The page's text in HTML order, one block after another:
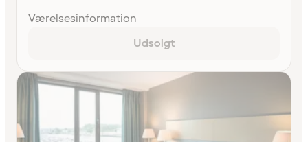
Værelsesinformation
Udsolgt